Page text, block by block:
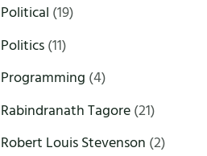
Political (19)
Politics(11)
Programming (4)
Rabindranath Tagore(21)
Robert Louis Stevenson (2)